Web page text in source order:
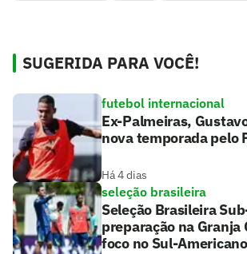
SUGERIDA PARA VOCÊ!
futebol internacional
Ex-Palmeiras,
nova temporada pelo
Há 4 dias
seleção brasileira
Seleção Brasileira
preparação na Granja
foco no Sul-Americano